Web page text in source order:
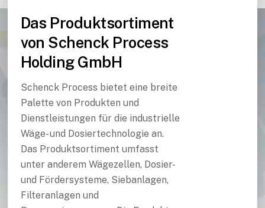
Das Produktsortiment
von Schenck Process
Holding GmbH
Schenck Process bietet eine breite
Palette von Produkten und
Dienstleistungen für die industrielle
Wäge- und Dosiertechnologie an.
Das Produktsortiment umfasst
unter anderem Wägezellen, Dosier-
und Fördersysteme, Siebanlagen,
Filteranlagen und